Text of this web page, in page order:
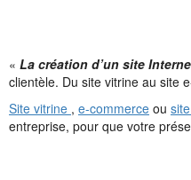
« La création d’un site
clientèle. Du site vitrine au site
Site vitrine , e-commerce ou
entreprise, pour que votre